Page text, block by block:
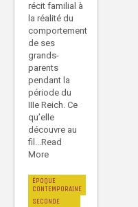
récit familial à
la réalité du
comportement
de ses
grands-
parents
pendant la
période du
IIIe Reich. Ce
qu’elle
découvre au
fil...Read
More
ÉPOQUE
CONTEMPORAINE
SECONDE